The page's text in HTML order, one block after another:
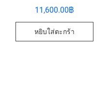
11,600.00฿
หยิบใส่ตะกร้า